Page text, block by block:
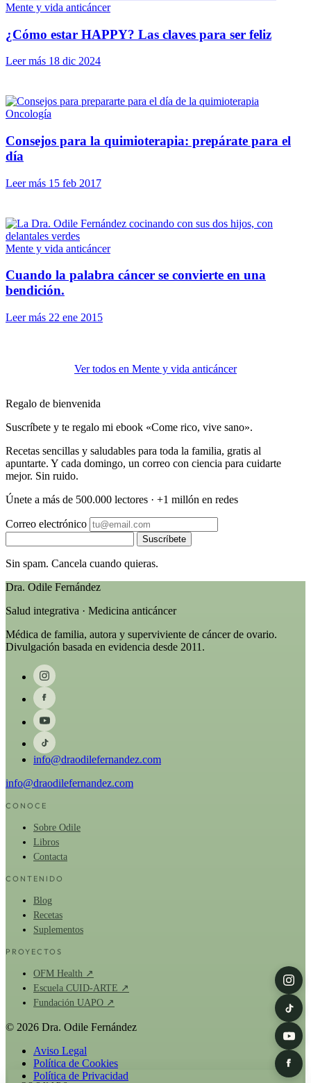
Mente y vida anticáncer
¿Cómo estar HAPPY? Las claves para ser feliz
Leer más 18 dic 2024
Oncología
Consejos para la quimioterapia: prepárate para el
día
Leer más 15 feb 2017
Mente y vida anticáncer
Cuando la palabra cáncer se convierte en una
bendición.
Leer más 22 ene 2015
Ver todos en Mente y vida anticáncer
Regalo de bienvenida
Suscríbete y te regalo mi ebook «Come rico, vive sano».
Recetas sencillas y saludables para toda la familia, gratis al
apuntarte. Y cada domingo, un correo con ciencia para cuidarte
mejor. Sin ruido.
Únete a más de 500.000 lectores · +1 millón en redes
Correo electrónico
Suscríbete
Sin spam. Cancela cuando quieras.
Dra. Odile Fernández
Salud integrativa · Medicina anticáncer
Médica de familia, autora y superviviente de cáncer de ovario.
Divulgación basada en evidencia desde 2011.
info@draodilefernandez.com
info@draodilefernandez.com
CONOCE
Sobre Odile
Libros
Contacta
CONTENIDO
Blog
Recetas
Suplementos
PROYECTOS
OFM Health ↗
Escuela CUID-ARTE ↗
Fundación UAPO ↗
© 2026 Dra. Odile Fernández
Aviso Legal
Política de Cookies
Política de Privacidad